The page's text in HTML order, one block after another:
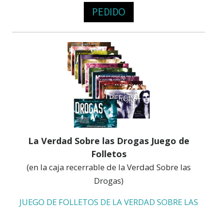
PEDIDO
La Verdad Sobre las Drogas Juego de
Folletos
(en la caja recerrable de la Verdad Sobre las
Drogas)
JUEGO DE FOLLETOS DE LA VERDAD SOBRE LAS